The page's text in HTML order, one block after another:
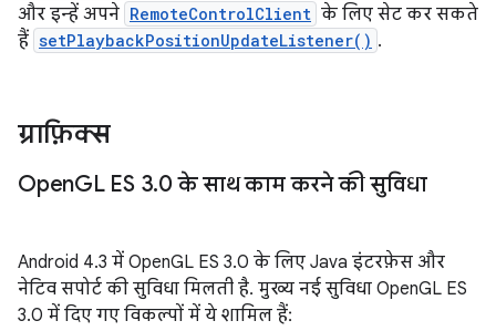
और इन्हें अपने RemoteControlClient के लिए सेट कर सकते
हैं setPlaybackPositionUpdateListener() .
ग्राफ़िक्स
OpenGL ES 3.0 के साथ काम करने की सुविधा
Android 4.3 में OpenGL ES 3.0 के लिए Java इंटरफ़ेस और
नेटिव सपोर्ट की सुविधा मिलती है. मुख्य नई सुविधा OpenGL ES
3.0 में दिए गए विकल्पों में ये शामिल हैं: